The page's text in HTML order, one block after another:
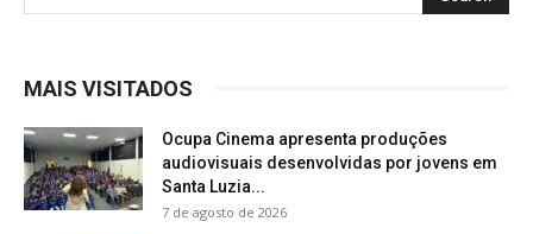
MAIS VISITADOS
Ocupa Cinema apresenta produções
audiovisuais desenvolvidas por jovens em
Santa Luzia...
7 de agosto de 2026